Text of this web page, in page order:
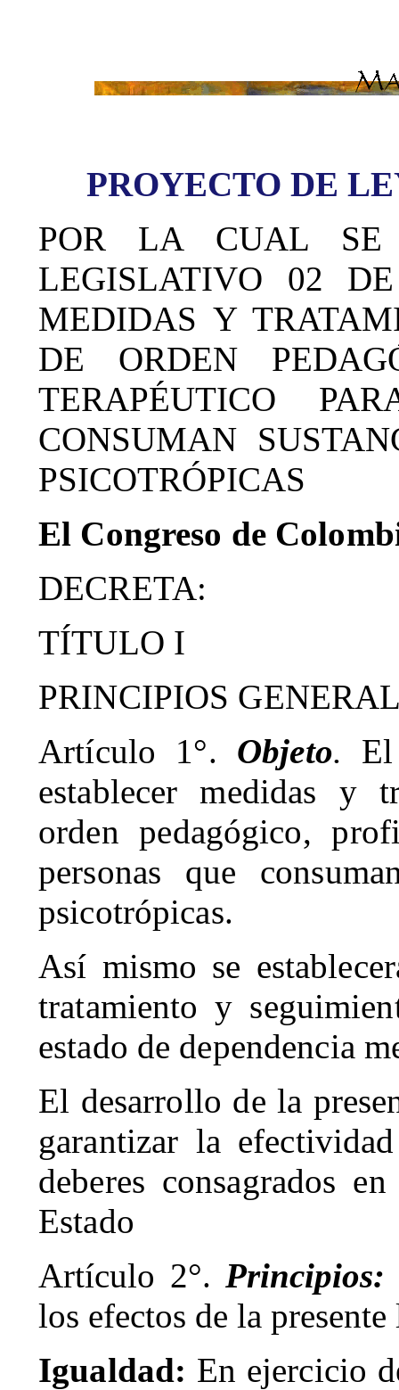
PROYECTO DE
POR LA CUAL SE
LEGISLATIVO 02
MEDIDAS Y
DE ORDEN
TERAPÉUTICO
CONSUMAN
PSICOTRÓPICAS
El Congreso de
DECRETA:
TÍTULO I
PRINCIPIOS
Artículo 1°. Objeto.
establecer medidas y
orden pedagógico,
personas que
psicotrópicas.
Así mismo se
tratamiento y
estado de dependencia
El desarrollo de la
garantizar la
deberes consagrados
Estado
Artículo 2°.
los efectos de la
Igualdad: En ejercicio